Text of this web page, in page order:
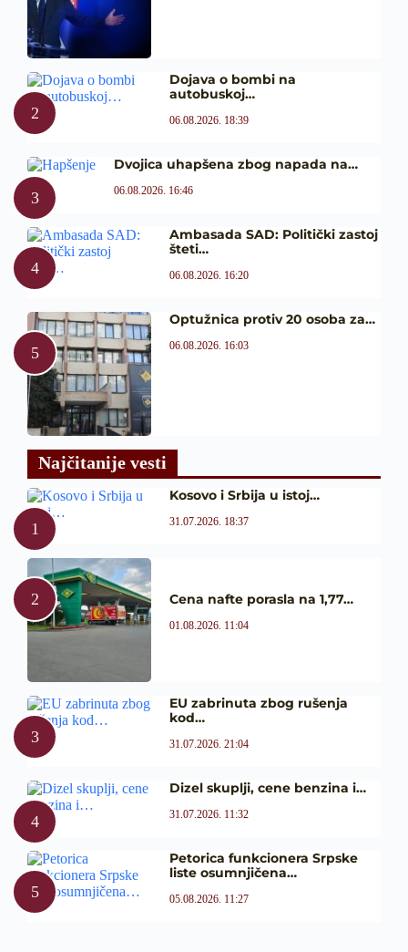
Dojava o bombi na
autobuskoj…
06.08.2026. 18:39
Dvojica uhapšena zbog napada na…
06.08.2026. 16:46
Ambasada SAD: Politički zastoj
šteti…
06.08.2026. 16:20
Optužnica protiv 20 osoba za…
06.08.2026. 16:03
Najčitanije vesti
Kosovo i Srbija u istoj…
31.07.2026. 18:37
Cena nafte porasla na 1,77…
01.08.2026. 11:04
EU zabrinuta zbog rušenja
kod…
31.07.2026. 21:04
Dizel skuplji, cene benzina i…
31.07.2026. 11:32
Petorica funkcionera Srpske
liste osumnjičena…
05.08.2026. 11:27